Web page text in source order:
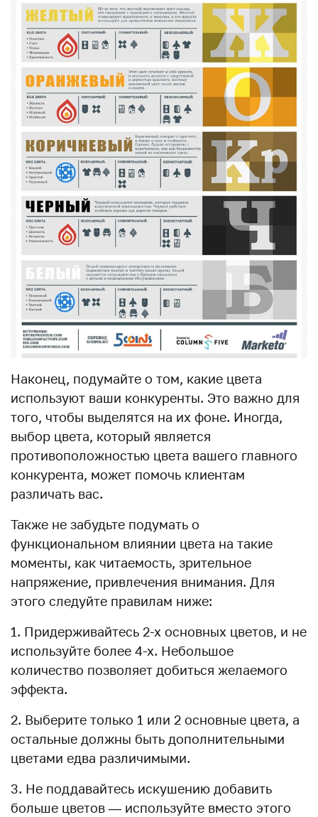
Наконец, подумайте о том, какие цвета
используют ваши конкуренты. Это важно для
того, чтобы выделятся на их фоне. Иногда,
выбор цвета, который является
противоположностью цвета вашего главного
конкурента, может помочь клиентам
различать вас.
Также не забудьте подумать о
функциональном влиянии цвета на такие
моменты, как читаемость, зрительное
напряжение, привлечения внимания. Для
этого следуйте правилам ниже:
1. Придерживайтесь 2-х основных цветов, и не
используйте более 4-х. Небольшое
количество позволяет добиться желаемого
эффекта.
2. Выберите только 1 или 2 основные цвета, а
остальные должны быть дополнительными
цветами едва различимыми.
3. Не поддавайтесь искушению добавить
больше цветов — используйте вместо этого